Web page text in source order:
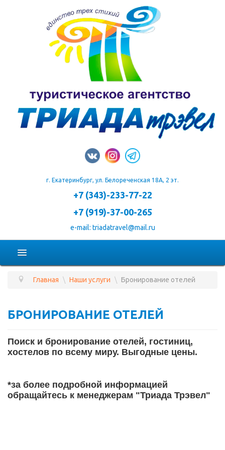
г. Екатеринбург, ул. Белореченская 18А, 2 эт.
+7 (343)-233-77-22
+7 (919)-37-00-265
e-mail: triadatravel@mail.ru
КАЛЕНДАРЬ ВЫЛЕТОВ
НАШИ УСЛУГИ
КОНТАКТЫ
Главная \ Наши услуги \ Бронирование отелей
БРОНИРОВАНИЕ ОТЕЛЕЙ
Поиск и бронирование отелей, гостиниц,
хостелов по всему миру. Выгодные цены.
*за более подробной информацией
обращайтесь к менеджерам "Триада Трэвел"